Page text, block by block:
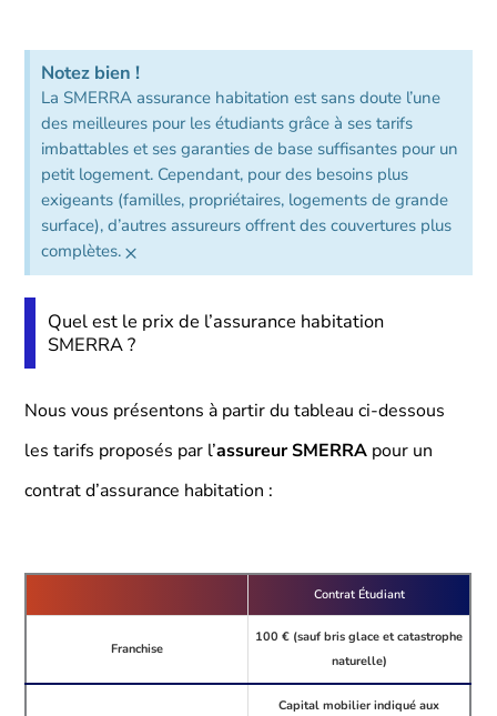
Notez bien !
La SMERRA assurance habitation est sans doute l’une
des meilleures pour les étudiants grâce à ses tarifs
imbattables et ses garanties de base suffisantes pour un
petit logement. Cependant, pour des besoins plus
exigeants (familles, propriétaires, logements de grande
surface), d’autres assureurs offrent des couvertures plus
complètes. ×
Quel est le prix de l’assurance habitation
SMERRA ?
Nous vous présentons à partir du tableau ci-dessous
les tarifs proposés par l’assureur SMERRA pour un
contrat d’assurance habitation :
Contrat Étudiant
Franchise
100 € (sauf bris glace et catastrophe
naturelle)
Capital mobilier indiqué aux